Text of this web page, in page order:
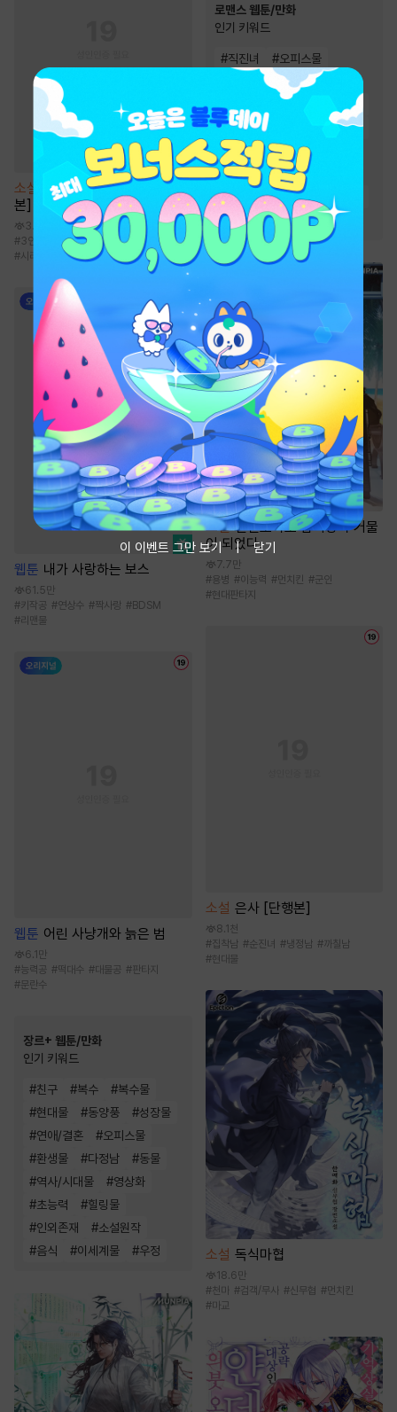
소설
[BL] 언페어 헤이터 [단행
본]
3.5만
#3인칭시점 #상처수 #
할리킹
#시리어스물 #현대물
웹툰 내가 사랑하는 보스
61.5만
#키작공 #연상수 #짝사랑 #BDSM
#리맨물
웹툰 어린 사냥개와 늙은 범
6.1만
#능력공 #떡대수 #대물공 #판타지
#문란수
장르+ 웹툰/만화
인기 키워드
#친구 #복수 #복수물
#현대물 #동양풍 #성장물
#연애/결혼 #오피스물
#환생물 #다정남 #동물
#역사/시대물 #영상화
#초능력 #힐링물
#인외존재 #소설원작
#음식 #이세계물 #우정
로맨스 웹툰/만화
인기 키워드
#직진녀 #오피스물
연애/결혼 #
짝사랑
#까칠남 다정남
서양풍
#능글남
첫사랑
#역사/시대물 #계약관계
#동거 # 트라우마
#재벌남 #재회물
성장물
#친구>연인 #힐링물
소설 인벤토리로 암시장의 거물
이 되었다.
7.7만
#용병 #이능력 #먼치킨 #군인
#현대판타지
소설 은사 [단행본]
8.1천
#집착남 #순진녀 #냉정남 #까칠남
#현대물
소설 독식마협
18.6만
#천마 #검객/무사 #신무협 #먼치킨
#마교
이 이벤트 그만 보기 닫기